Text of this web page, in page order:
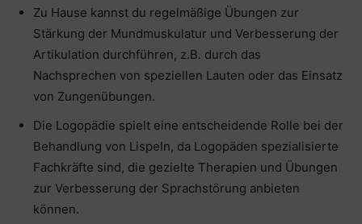
Zu Hause kannst du regelmäßige Übungen zur
Stärkung der Mundmuskulatur und Verbesserung der
Artikulation durchführen, z.B. durch das
Nachsprechen von speziellen Lauten oder das Einsatz
von Zungenübungen.
Die Logopädie spielt eine entscheidende Rolle bei der
Behandlung von Lispeln, da Logopäden spezialisierte
Fachkräfte sind, die gezielte Therapien und Übungen
zur Verbesserung der Sprachstörung anbieten
können.